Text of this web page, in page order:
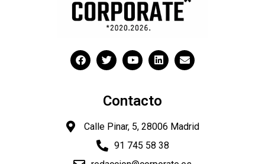
Contacto
Calle Pinar, 5, 28006 Madrid
91 745 58 38